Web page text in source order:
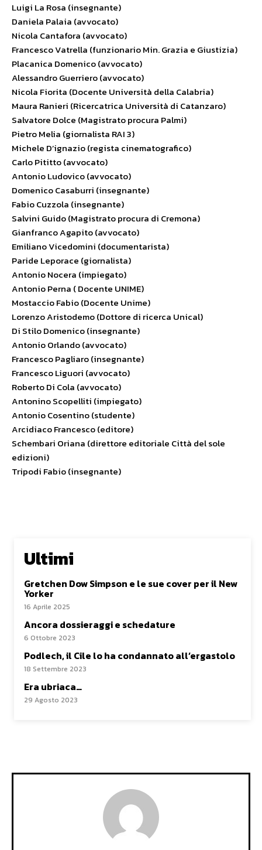
Luigi La Rosa (insegnante)
Daniela Palaia (avvocato)
Nicola Cantafora (avvocato)
Francesco Vatrella (funzionario Min. Grazia e Giustizia)
Placanica Domenico (avvocato)
Alessandro Guerriero (avvocato)
Nicola Fiorita (Docente Università della Calabria)
Maura Ranieri (Ricercatrica Università di Catanzaro)
Salvatore Dolce (Magistrato procura Palmi)
Pietro Melia (giornalista RAI 3)
Michele D’ignazio (regista cinematografico)
Carlo Pititto (avvocato)
Antonio Ludovico (avvocato)
Domenico Casaburri (insegnante)
Fabio Cuzzola (insegnante)
Salvini Guido (Magistrato procura di Cremona)
Gianfranco Agapito (avvocato)
Emiliano Vicedomini (documentarista)
Paride Leporace (giornalista)
Antonio Nocera (impiegato)
Antonio Perna ( Docente UNIME)
Mostaccio Fabio (Docente Unime)
Lorenzo Aristodemo (Dottore di ricerca Unical)
Di Stilo Domenico (insegnante)
Antonio Orlando (avvocato)
Francesco Pagliaro (insegnante)
Francesco Liguori (avvocato)
Roberto Di Cola (avvocato)
Antonino Scopelliti (impiegato)
Antonio Cosentino (studente)
Arcidiaco Francesco (editore)
Schembari Oriana (direttore editoriale Città del sole
edizioni)
Tripodi Fabio (insegnante)
Ultimi
Gretchen Dow Simpson e le sue cover per il New
Yorker
16 Aprile 2025
Ancora dossieraggi e schedature
6 Ottobre 2023
Podlech, il Cile lo ha condannato all’ergastolo
18 Settembre 2023
Era ubriaca…
29 Agosto 2023